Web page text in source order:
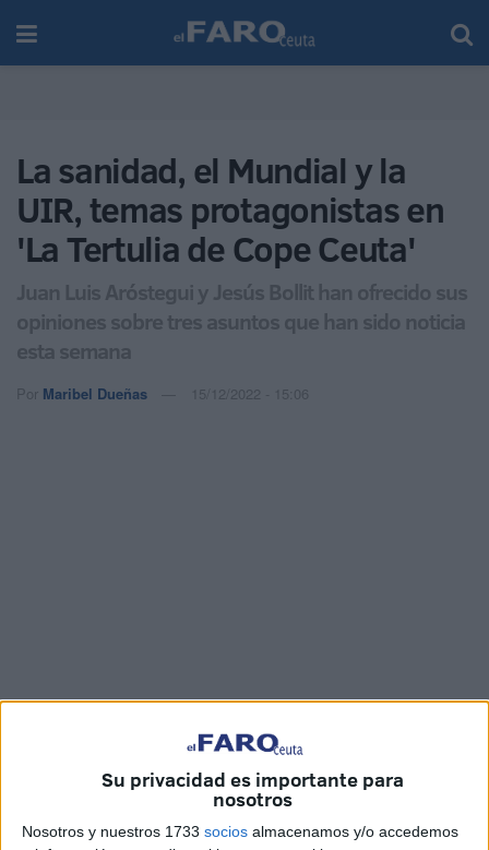
Su privacidad es importante para
nosotros
Nosotros y nuestros 1733 socios almacenamos y/o accedemos
La sanidad, el Mundial y la
UIR, temas protagonistas en
'La Tertulia de Cope Ceuta'
Juan Luis Aróstegui y Jesús Bollit han ofrecido sus
opiniones sobre tres asuntos que han sido noticia
esta semana
Por Maribel Dueñas 15/12/2022 - 15:06
Fotos y vídeo: Jesús Galindo
Como es habitual cada semana,‘La Mañana de Cope